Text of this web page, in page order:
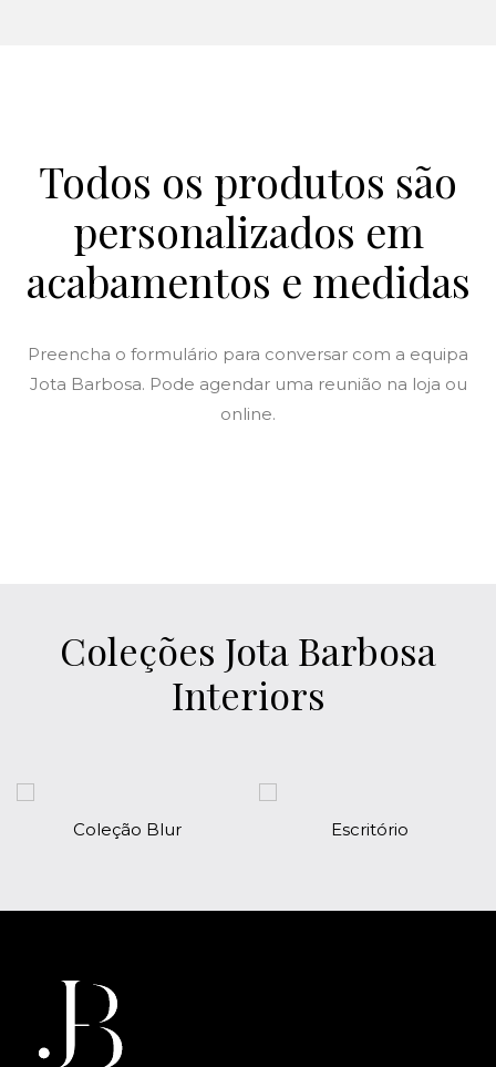
Todos os produtos são
personalizados em
acabamentos e medidas
Preencha o formulário para conversar com a equipa
Jota Barbosa. Pode agendar uma reunião na loja ou
online.
Coleções Jota Barbosa
Interiors
Coleção Blur Escritório